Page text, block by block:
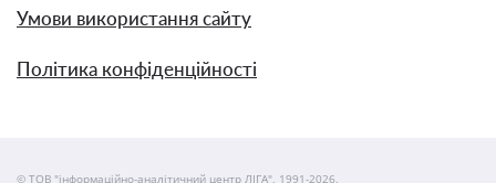
Умови використання сайту
Політика конфіденційності
© ТОВ "інформаційно-аналітичний центр ЛІГА", 1991-2026.